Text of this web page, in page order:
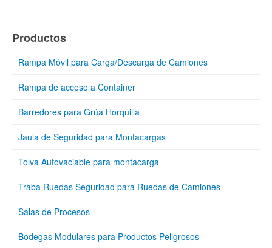
Productos
Rampa Móvil para Carga/Descarga de Camiones
Rampa de acceso a Container
Barredores para Grúa Horquilla
Jaula de Seguridad para Montacargas
Tolva Autovaciable para montacarga
Traba Ruedas Seguridad para Ruedas de Camiones
Salas de Procesos
Bodegas Modulares para Productos Peligrosos